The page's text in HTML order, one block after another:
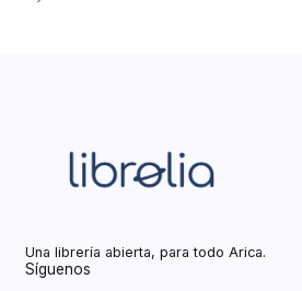
Una librería abierta, para todo Arica.
Síguenos